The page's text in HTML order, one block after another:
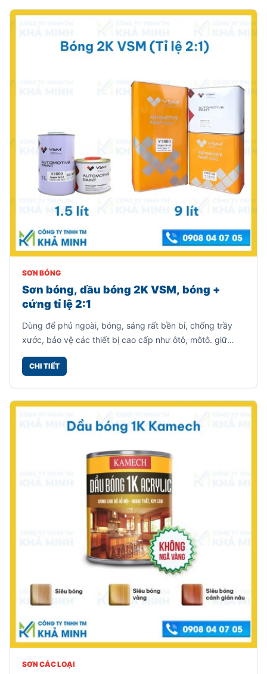
SƠN BÓNG
Sơn bóng, dầu bóng 2K VSM, bóng +
cứng tỉ lệ 2:1
Dùng để phủ ngoài, bóng, sáng rất bền bỉ, chống trầy
xước, bảo vệ các thiết bị cao cấp như ôtô, môtô. giữ
nguyên màu sắc của vật thể.
CHI TIẾT
SƠN CÁC LOẠI